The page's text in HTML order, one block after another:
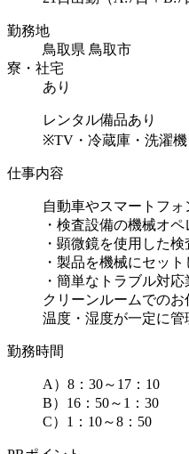
勤務地
鳥取県 鳥取市
寮・社宅
あり
レンタル備品あり
※TV・冷蔵庫・洗濯
仕事内容
自動車やスマートフ
・検査設備の機械オ
・顕微鏡を使用した検
・製品を機械にセッ
・簡単なトラブル対
クリーンルームでのお
温度・湿度が一定に管
勤務時間
A）8：30～17：10
B）16：50～1：30
C）1：10～8：50